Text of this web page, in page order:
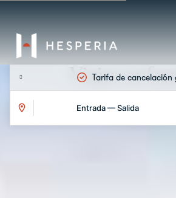
Mejor precio garantizado
Entrada — Salida
Viajar en